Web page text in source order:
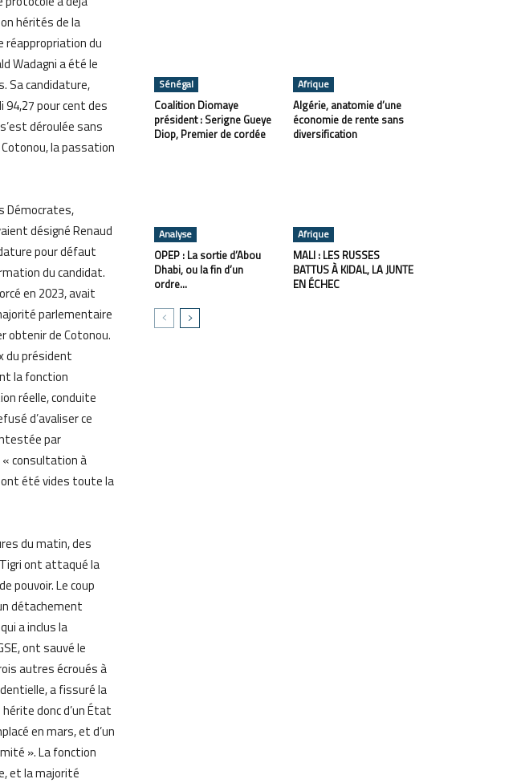
hérités de la
réappropriation du
Wadagni a été le
Sa candidature,
pour cent des
déroulée sans
la passation
Démocrates,
désigné Renaud
pour défaut
du candidat.
en 2023, avait
parlementaire
obtenir de Cotonou.
du président
la fonction
réelle, conduite
d’avaliser ce
par
« consultation à
ont été vides toute la
du matin, des
ont attaqué la
pouvoir. Le coup
détachement
a inclus la
ont sauvé le
autres écroués à
a fissuré la
donc d’un État
en mars, et d’un
». La fonction
et la majorité
Sénégal
Coalition Diomaye
président : Serigne Gueye
Diop, Premier de cordée
Afrique
Algérie, anatomie d’une
économie de rente sans
diversification
Analyse
OPEP : La sortie d’Abou
Dhabi, ou la fin d’un
ordre...
Afrique
MALI : LES RUSSES
BATTUS À KIDAL, LA JUNTE
EN ÉCHEC